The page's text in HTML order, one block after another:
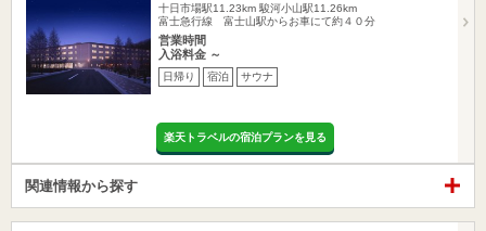
十日市場駅11.23km 駿河小山駅11.26km
富士急行線 富士山駅からお車にて約４０分
営業時間
入浴料金 ～
日帰り 宿泊 サウナ
楽天トラベルの宿泊プランを見る
関連情報から探す